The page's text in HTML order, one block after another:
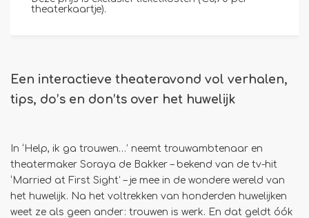
theaterkaartje).
Een interactieve theateravond vol verhalen,
tips, do’s en don’ts over het huwelijk
In ‘Help, ik ga trouwen…’ neemt trouwambtenaar en
theatermaker Soraya de Bakker – bekend van de tv-hit
‘Married at First Sight’ – je mee in de wondere wereld van
het huwelijk. Na het voltrekken van honderden huwelijken
weet ze als geen ander: trouwen is werk. En dat geldt óók